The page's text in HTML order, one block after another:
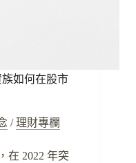
如何在股市
/ 理財專欄
在 2022 年突